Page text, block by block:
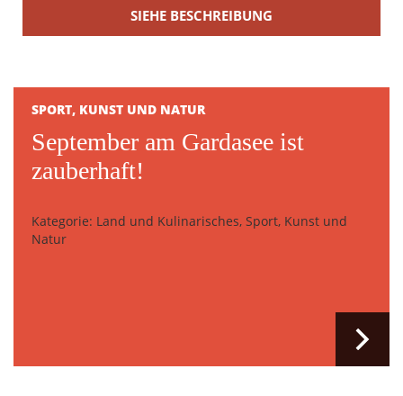
SIEHE BESCHREIBUNG
SPORT, KUNST UND NATUR
September am Gardasee ist
zauberhaft!
Kategorie: Land und Kulinarisches, Sport, Kunst und
Natur